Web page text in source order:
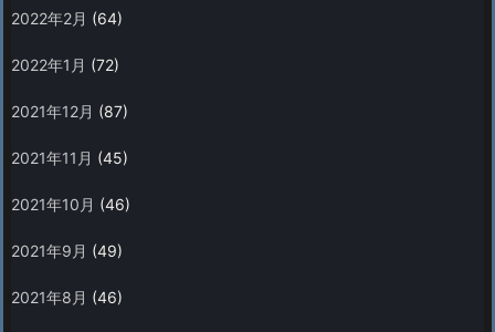
2022年2月 (64)
2022年1月 (72)
2021年12月 (87)
2021年11月 (45)
2021年10月 (46)
2021年9月 (49)
2021年8月 (46)